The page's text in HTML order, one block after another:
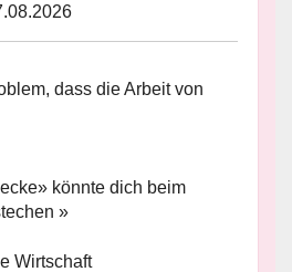
dass die Arbeit von
könnte dich beim
»